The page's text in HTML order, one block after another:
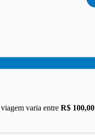
varia entre R$ 100,00